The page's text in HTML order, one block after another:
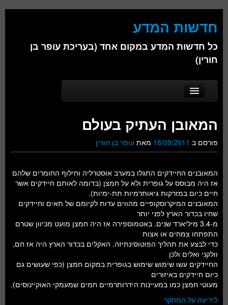
חדשות המדע
כל חדשות המדע במקום אחד (בעריכת עופר בן
חורין)
Main menu
Skip to primary content
Skip to secondary content
אודות
ביולוגיה
פיזיקה
חברה
חלל ומדעי כדור הארץ
עתידנות
סקירות ספרים
טעימות מדע
המאובן העתיק בעולם‬
פורסם ב 18/09/2011 מאת עופר בן חורין
המאובנים החיידקים התגלו במערב אוסטרליה וחילוף החומרים שלהם
אז היה מבוסס על גופרית ולא על חמצן (בדומה לאותם חיידקים אשר
חיים כיום במזרקות גיאותרמיות תת-ימיות).
המאובנים המיקרוסקופיים מהווים עדות לקיומם של תאים וחיידקים
שחיו בכדור הארץ לפני יותר
מ-3.4 מיליארד שנים. באטמוספירה אז היה חמצן מועט מכיוון שטרם
התפתחו צמחים או אצות
כדי לבצע את תהליך הפוטוסינתיזה. האקלים בכדור הארץ היה אז חם,
וולקני ואלים ולכן
החיידקים עשו שימוש שימוש בגופרית במקום חמצן (כפי שעושים גם
כיום חיידקים באיזורים
מעוטי חמצן כמו במעיינות הידרותרמיים חמים שמעמקי האוקיינוסים).
לידיעה על המחקר